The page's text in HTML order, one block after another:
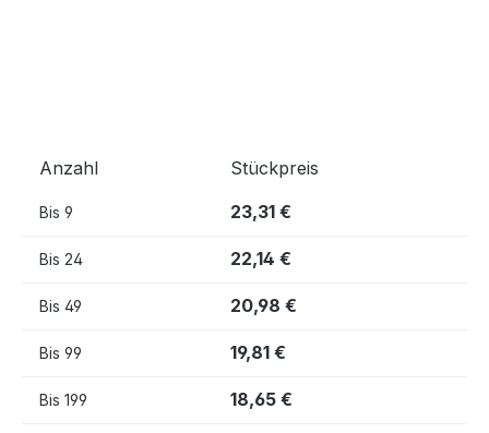
Anzahl Stückpreis
Bis 9 23,31 €
Bis 24 22,14 €
Bis 49 20,98 €
Bis 99 19,81 €
Bis 199 18,65 €